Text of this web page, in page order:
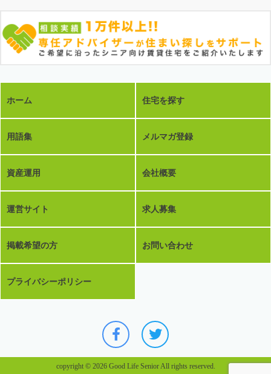
ホーム 住宅を探す
用語集 メルマガ登録
資産運用 会社概要
運営サイト 求人募集
掲載希望の方 お問い合わせ
プライバシーポリシー
copyright © 2026 Good Life Senior All rights reserved.